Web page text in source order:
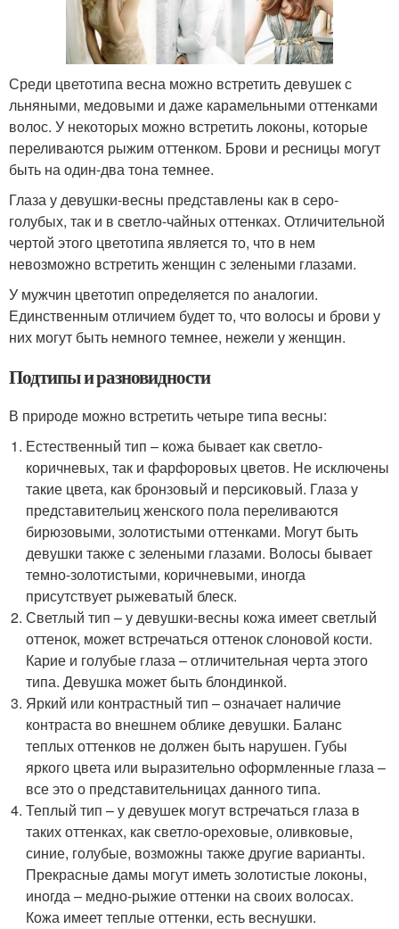
Среди цветотипа весна можно встретить девушек с
льняными, медовыми и даже карамельными оттенками
волос. У некоторых можно встретить локоны, которые
переливаются рыжим оттенком. Брови и ресницы могут
быть на один-два тона темнее.
Глаза у девушки-весны представлены как в серо-
голубых, так и в светло-чайных оттенках. Отличительной
чертой этого цветотипа является то, что в нем
невозможно встретить женщин с зелеными глазами.
У мужчин цветотип определяется по аналогии.
Единственным отличием будет то, что волосы и брови у
них могут быть немного темнее, нежели у женщин.
Подтипы и разновидности
В природе можно встретить четыре типа весны:
Естественный тип – кожа бывает как светло-
коричневых, так и фарфоровых цветов. Не исключены
такие цвета, как бронзовый и персиковый. Глаза у
представительиц женского пола переливаются
бирюзовыми, золотистыми оттенками. Могут быть
девушки также с зелеными глазами. Волосы бывает
темно-золотистыми, коричневыми, иногда
присутствует рыжеватый блеск.
Светлый тип – у девушки-весны кожа имеет светлый
оттенок, может встречаться оттенок слоновой кости.
Карие и голубые глаза – отличительная черта этого
типа. Девушка может быть блондинкой.
Яркий или контрастный тип – означает наличие
контраста во внешнем облике девушки. Баланс
теплых оттенков не должен быть нарушен. Губы
яркого цвета или выразительно оформленные глаза –
все это о представительницах данного типа.
Теплый тип – у девушек могут встречаться глаза в
таких оттенках, как светло-ореховые, оливковые,
синие, голубые, возможны также другие варианты.
Прекрасные дамы могут иметь золотистые локоны,
иногда – медно-рыжие оттенки на своих волосах.
Кожа имеет теплые оттенки, есть веснушки.